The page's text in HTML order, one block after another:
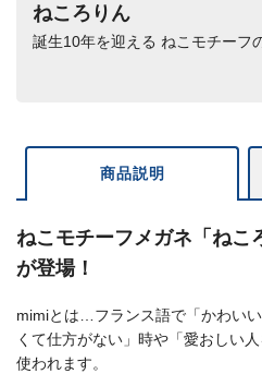
ねころりん
誕生10年を迎える ねこモチーフ
商品説明
ねこモチーフメガネ「ねこ
が登場！
mimiとは…フランス語で「かわい
くて仕方がない」時や「愛おしい
使われます。